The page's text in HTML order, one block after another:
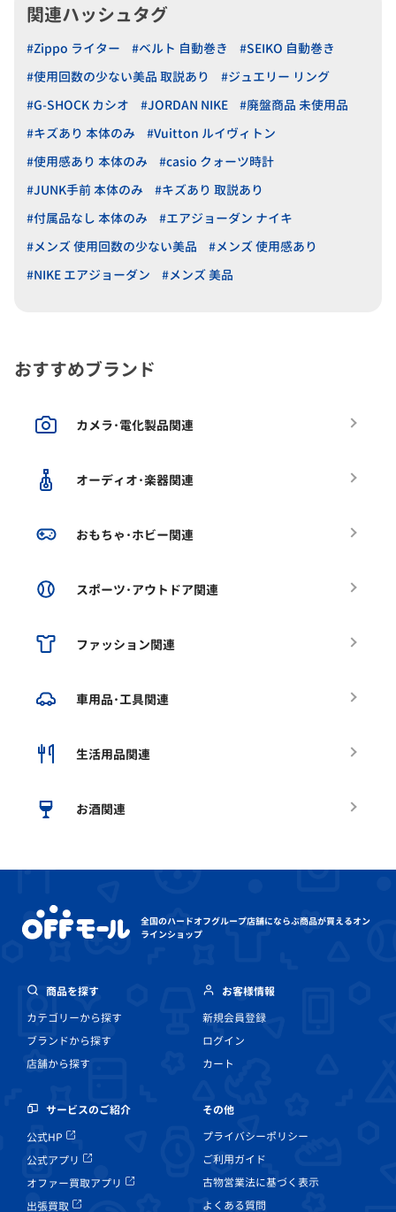
関連ハッシュタグ
#Zippo ライター #ベルト 自動巻き
#SEIKO 自動巻き
#使用回数の少ない美品 取説あり
#ジュエリー リング
#G-SHOCK カシオ
#JORDAN NIKE
#廃盤商品 未使用品
#キズあり 本体のみ
#Vuitton ルイヴィトン
#使用感あり 本体のみ
#casio クォーツ時計
#JUNK手前 本体のみ
#キズあり 取説あり
#付属品なし 本体のみ
#エアジョーダン ナイキ
#メンズ 使用回数の少ない美品
#メンズ 使用感あり
#NIKE エアジョーダン
#メンズ 美品
おすすめブランド
カメラ･電化製品関連
オーディオ･楽器関連
おもちゃ･ホビー関連
スポーツ･アウトドア関連
ファッション関連
車用品･工具関連
生活用品関連
お酒関連
全国のハードオフグループ店舗にならぶ商品が買えるオン
ラインショップ
商品を探す
カテゴリーから探す
ブランドから探す
店舗から探す
お客様情報
新規会員登録
ログイン
カート
サービスのご紹介
公式HP
公式アプリ
オファー買取アプリ
出張買取
その他
プライバシーポリシー
ご利用ガイド
古物営業法に基づく表示
よくある質問